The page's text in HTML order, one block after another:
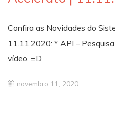
Confira as Novidades do
11.11.2020: * API –
vídeo. =D
novembro 11, 2020